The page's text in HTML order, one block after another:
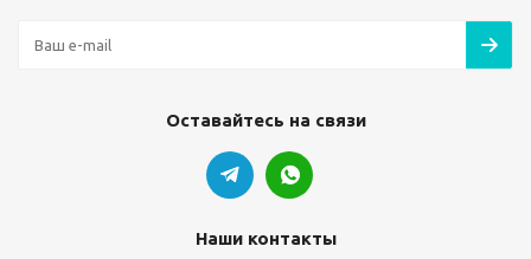
Оставайтесь на связи
Наши контакты